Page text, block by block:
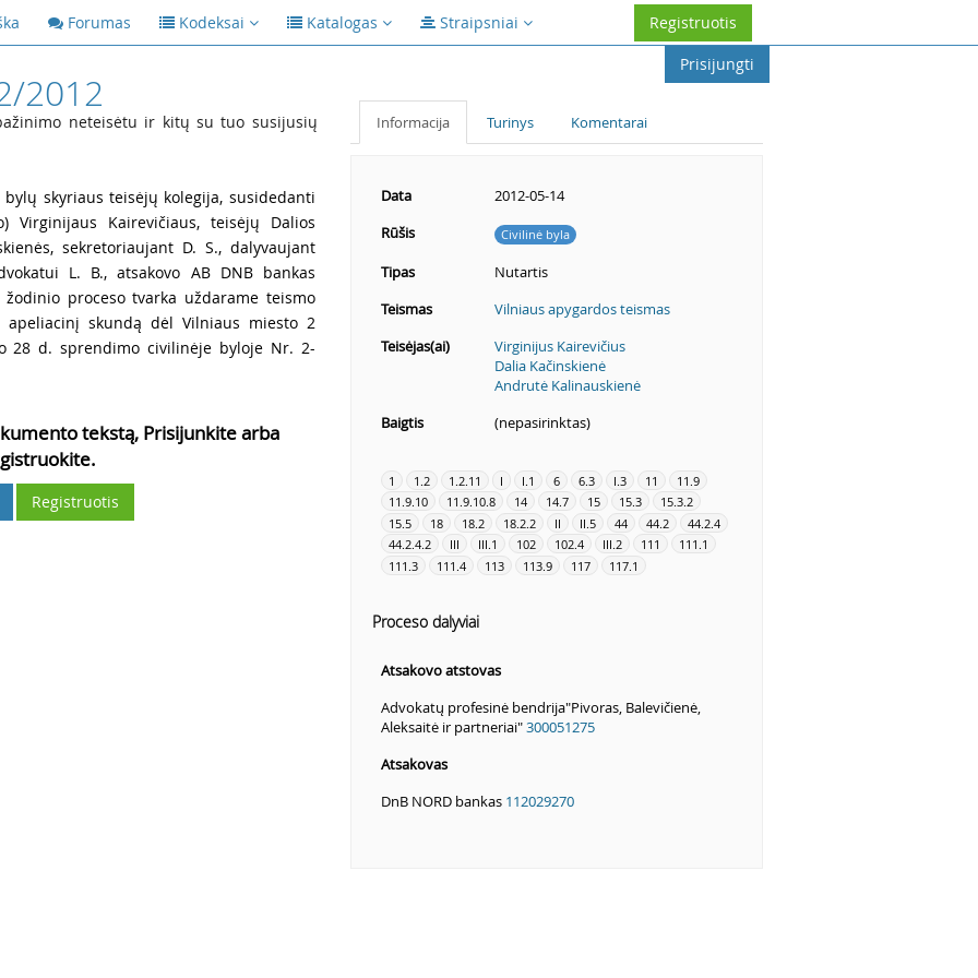
Forumas Kodeksai Katalogas Straipsniai
Registruotis
Prisijungti
2012
neteisėtu ir kitų su tuo susijusių
skyriaus teisėjų kolegija, susidedanti
Virginijaus Kairevičiaus, teisėjų Dalios
sekretoriaujant D. S., dalyvaujant
L. B., atsakovo AB DNB bankas
proceso tvarka uždarame teismo
apeliacinį skundą dėl Vilniaus miesto 2
28 d. sprendimo civilinėje byloje Nr. 2-
tekstą, Prisijunkite arba
Registruotis
Informacija Turinys Komentarai
Data
2012-05-14
Rūšis
Civilinė byla
Tipas
Nutartis
Teismas
Vilniaus apygardos teismas
Teisėjas(ai)
Virginijus Kairevičius
Dalia Kačinskienė
Andrutė Kalinauskienė
Baigtis
(nepasirinktas)
1 1.2 1.2.11 I I.1 6 6.3 I.3 11
11.9
11.9.10
11.9.10.8 14 14.7 15 15.3
15.3.2
15.5
18 18.2 18.2.2 II II.5 44 44.2
44.2.4
44.2.4.2
III III.1 102 102.4 III.2 111
111.1
111.3
111.4 113 113.9 117 117.1
Proceso dalyviai
Atsakovo atstovas
Advokatų profesinė bendrija"Pivoras, Balevičienė,
Aleksaitė ir partneriai"300051275
Atsakovas
DnB NORD bankas 112029270